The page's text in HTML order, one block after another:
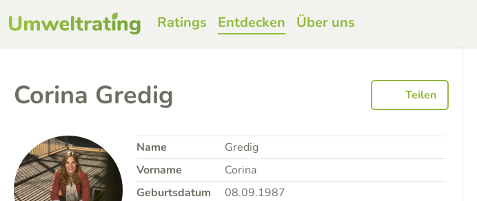
Ratings Entdecken Über uns
Corina Gredig Teilen
Name
Gredig
Vorname
Corina
Geburtsdatum
08.09.1987